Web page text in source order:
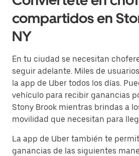
compartidos en
NY
En tu ciudad se necesitan
seguir adelante. Miles de
la app de Uber todos los días.
vehículo para recibir ganancias
Stony Brook mientras brindas a
movilidad que necesitan para
La app de Uber también te
ganancias de las siguientes